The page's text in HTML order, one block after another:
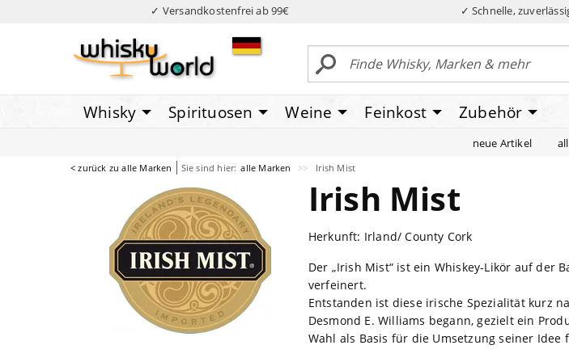
✓ Versandkostenfrei ab 99€ ✓ Schnelle,
Whisky Spirituosen Weine Feinkost Zubehör
neue Artikel
< zurück zu alle Marken Sie sind hier: alle Marken Irish Mist
Irish Mist
Herkunft: Irland/ County Cork
Der „Irish Mist“ ist ein Whiskey-Likör auf der
verfeinert.
Entstanden ist diese irische Spezialität kurz
Desmond E. Williams begann, gezielt ein
Wahl als Basis für die Umsetzung seiner